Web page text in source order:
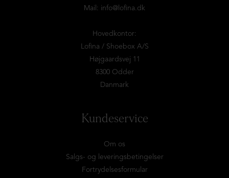
Mail: info@lofina.dk
Hovedkontor:
Lofina / Shoebox A/S
Højgaardsvej 11
8300 Odder
Danmark
Kundeservice
Om os
Salgs- og leveringsbetingelser
Fortrydelsesformular